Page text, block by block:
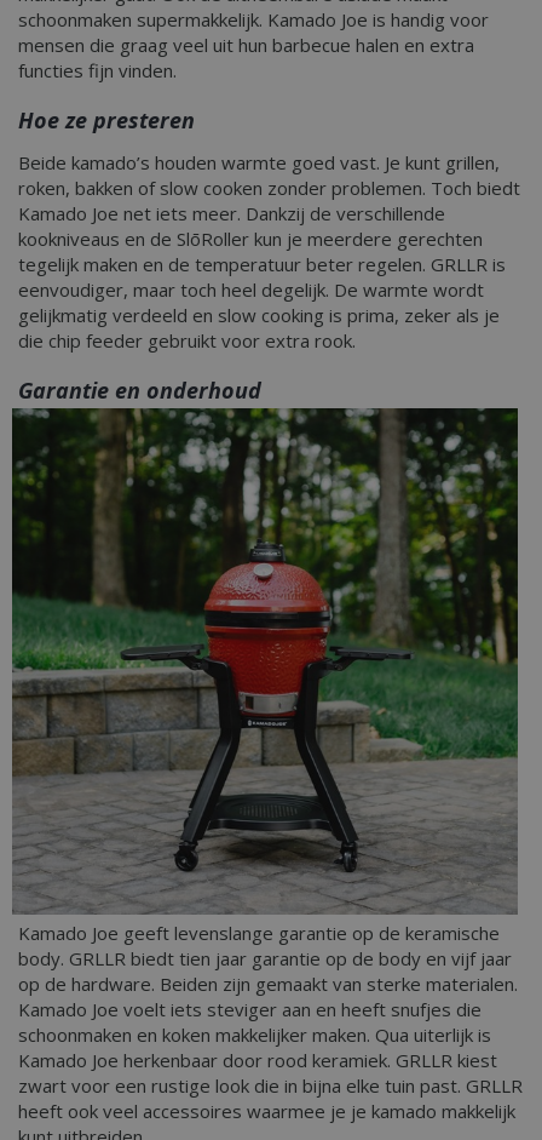
schoonmaken supermakkelijk. Kamado Joe is handig voor
mensen die graag veel uit hun barbecue halen en extra
functies fijn vinden.
Hoe ze presteren
Beide kamado’s houden warmte goed vast. Je kunt grillen,
roken, bakken of slow cooken zonder problemen. Toch biedt
Kamado Joe net iets meer. Dankzij de verschillende
kookniveaus en de SlōRoller kun je meerdere gerechten
tegelijk maken en de temperatuur beter regelen. GRLLR is
eenvoudiger, maar toch heel degelijk. De warmte wordt
gelijkmatig verdeeld en slow cooking is prima, zeker als je
die chip feeder gebruikt voor extra rook.
Garantie en onderhoud
Kamado Joe geeft levenslange garantie op de keramische
body. GRLLR biedt tien jaar garantie op de body en vijf jaar
op de hardware. Beiden zijn gemaakt van sterke materialen.
Kamado Joe voelt iets steviger aan en heeft snufjes die
schoonmaken en koken makkelijker maken. Qua uiterlijk is
Kamado Joe herkenbaar door rood keramiek. GRLLR kiest
zwart voor een rustige look die in bijna elke tuin past. GRLLR
heeft ook veel accessoires waarmee je je kamado makkelijk